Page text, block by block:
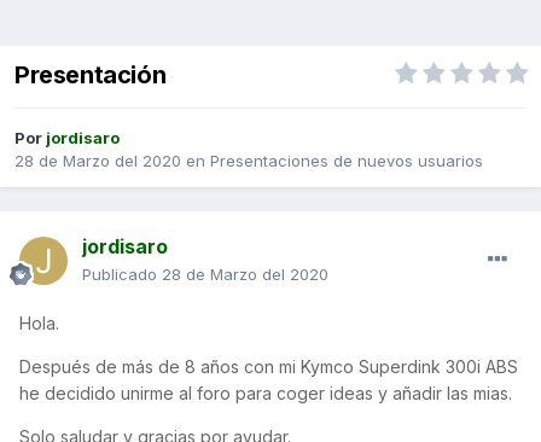
Presentación
Por jordisaro
28 de Marzo del 2020 en Presentaciones de nuevos usuarios
jordisaro
Publicado 28 de Marzo del 2020
Hola.
Después de más de 8 años con mi Kymco Superdink 300i ABS
he decidido unirme al foro para coger ideas y añadir las mias.
Solo saludar y gracias por ayudar.